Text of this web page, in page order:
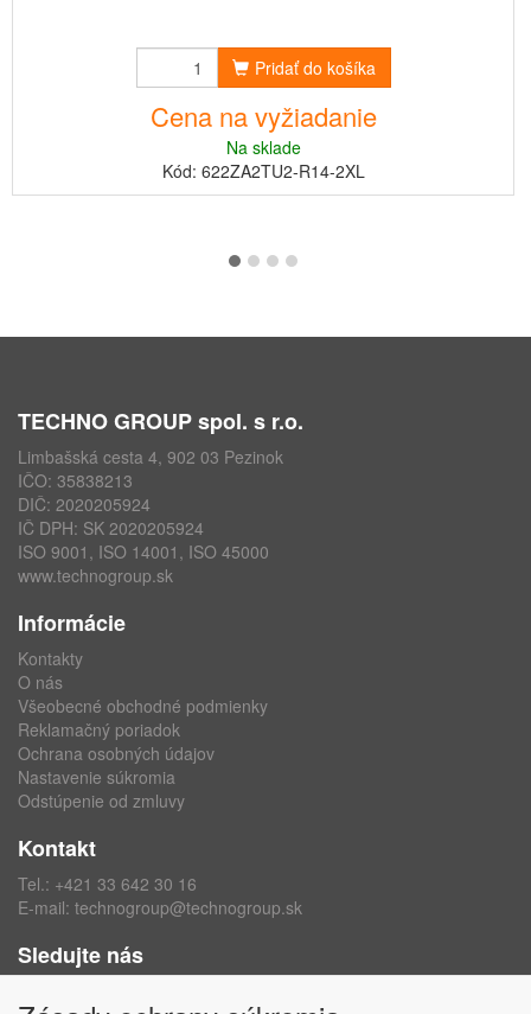
Pridať do košíka
Cena na vyžiadanie
Na sklade
Kód: 622ZA2TU2-R14-2XL
TECHNO GROUP spol. s r.o.
Limbašská cesta 4, 902 03 Pezinok
IČO: 35838213
DIČ: 2020205924
IČ DPH: SK 2020205924
ISO 9001, ISO 14001, ISO 45000
www.technogroup.sk
Informácie
Kontakty
O nás
Všeobecné obchodné podmienky
Reklamačný poriadok
Ochrana osobných údajov
Nastavenie súkromia
Odstúpenie od zmluvy
Kontakt
Tel.: +421 33 642 30 16
E-mail: technogroup@technogroup.sk
Sledujte nás